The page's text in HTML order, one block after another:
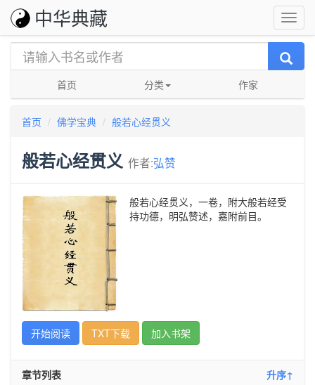
中华典藏
首页 分类 作家
首页 佛学宝典 般若心经贯义
般若心经贯义 作者:弘赞
般若心经贯义，一卷，附大般若经受
持功德，明弘赞述，嘉附前目。
开始阅读 TXT下载 加入书架
章节列表 升序↑